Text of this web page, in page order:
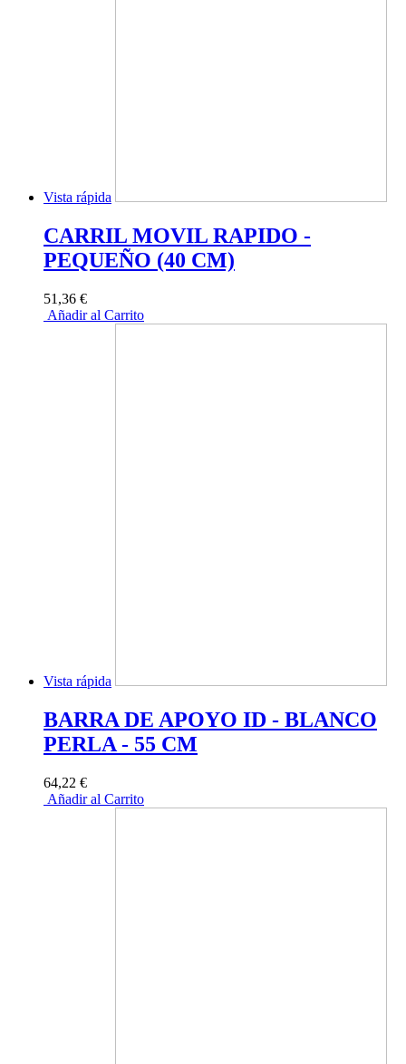
Vista rápida
CARRIL MOVIL RAPIDO -
PEQUEÑO (40 CM)
51,36 €
Añadir al Carrito
Vista rápida
BARRA DE APOYO ID - BLANCO
PERLA - 55 CM
64,22 €
Añadir al Carrito